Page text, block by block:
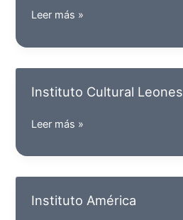
Instituto
Educación
Superior
Ma.
Morelos
Leer más »
Instituto Cultural Leones
Instituto
Leones
Leer más »
Instituto América